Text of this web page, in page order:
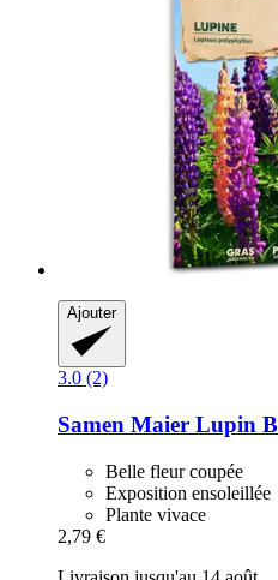
Ajouter
3.0 (2)
Samen Maier Lupin
Belle fleur coupée
Exposition ensoleillée
Plante vivace
2,79 €